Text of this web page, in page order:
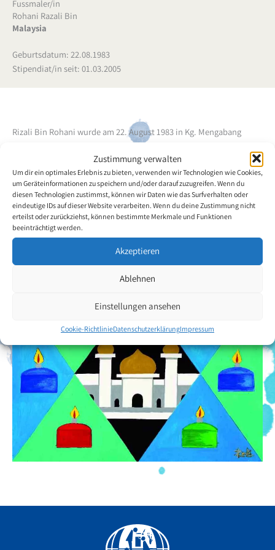
Zustimmung verwalten
Um dir ein optimales Erlebnis zu bieten, verwenden wir Technologien wie Cookies,
um Geräteinformationen zu speichern und/oder darauf zuzugreifen. Wenn du
diesen Technologien zustimmst, können wir Daten wie das Surfverhalten oder
eindeutige IDs auf dieser Website verarbeiten. Wenn du deine Zustimmung nicht
erteilst oder zurückziehst, können bestimmte Merkmale und Funktionen
beeinträchtigt werden.
Akzeptieren
Ablehnen
Einstellungen ansehen
Cookie-RichtlinieDatenschutzerklärungImpressum
Fussmaler/in
Rohani Razali Bin
Malaysia
Geburtsdatum: 22.08.1983
Stipendiat/in seit: 01.03.2005
Rizali Bin Rohani wurde am 22. August 1983 in Kg. Mengabang
Bereits im frühen Kindesalter begann
der Kunstschaffende mit beiden Füssen zu zeichnen und zu malen.
Bereits in der Grundschule erlernte er die grundlegenden Dinge
über die Malerei und erweiterte in Folge seine Kenntnissee in
einem Übungszentrum in Cheras.
Zurück zur Künstlerübersicht
Facebook
YouTube
Instagram